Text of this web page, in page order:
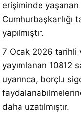
erişiminde yaşanan
Cumhurbaşkanlığı
yapılmıştır.
7 Ocak 2026 tarihli
yayımlanan 10812
uyarınca, borçlu
daha uzatılmıştır.